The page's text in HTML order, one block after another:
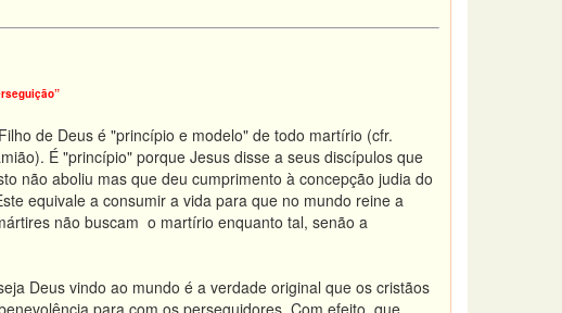
de Deus é "princípio e modelo" de todo martírio (cfr.
É "princípio" porque Jesus disse a seus discípulos que
não aboliu mas que deu cumprimento à concepção judia do
equivale a consumir a vida para que no mundo reine a
não buscam o martírio enquanto tal, senão a
Deus vindo ao mundo é a verdade original que os cristãos
para com os perseguidores. Com efeito, que